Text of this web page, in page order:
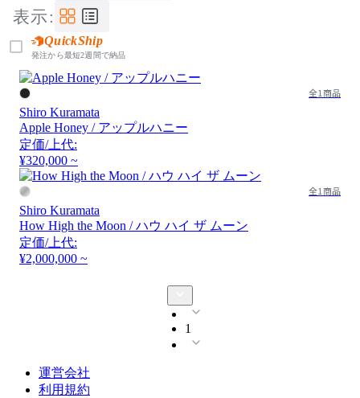
表示:
QuickShip
発注から最短2週間で納品
全1商品
Shiro Kuramata
Apple Honey / アップルハニー
定価/上代:
¥320,000 ~
全1商品
Shiro Kuramata
How High the Moon / ハウ ハイ ザ ムーン
定価/上代:
¥2,000,000 ~
1
運営会社
利用規約